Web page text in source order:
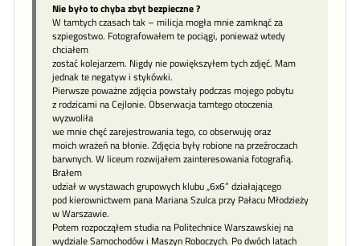
Nie było to chyba zbyt bezpieczne ?
W tamtych czasach tak – milicja mogła mnie zamknąć za
szpiegostwo. Fotografowałem te pociągi, ponieważ wtedy
chciałem
zostać kolejarzem. Nigdy nie powiększyłem tych zdjęć. Mam
jednak te negatyw i stykówki.
Pierwsze poważne zdjęcia powstały podczas mojego pobytu
z rodzicami na Cejlonie. Obserwacja tamtego otoczenia
wyzwoliła
we mnie chęć zarejestrowania tego, co obserwuję oraz
moich wrażeń na błonie. Zdjęcia były robione na przeźroczach
barwnych. W liceum rozwijałem zainteresowania fotografią.
Brałem
udział w wystawach grupowych klubu „6x6” działającego
pod kierownictwem pana Mariana Szulca przy Pałacu Młodzieży
w Warszawie.
Potem rozpocząłem studia na Politechnice Warszawskiej na
wydziale Samochodów i Maszyn Roboczych. Po dwóch latach